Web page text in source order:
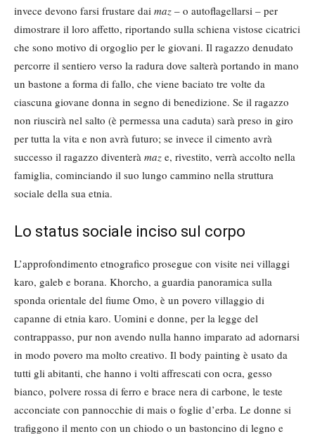
invece devono farsi frustare dai maz – o autoflagellarsi – per
dimostrare il loro affetto, riportando sulla schiena vistose cicatrici
che sono motivo di orgoglio per le giovani. Il ragazzo denudato
percorre il sentiero verso la radura dove salterà portando in mano
un bastone a forma di fallo, che viene baciato tre volte da
ciascuna giovane donna in segno di benedizione. Se il ragazzo
non riuscirà nel salto (è permessa una caduta) sarà preso in giro
per tutta la vita e non avrà futuro; se invece il cimento avrà
successo il ragazzo diventerà maz e, rivestito, verrà accolto nella
famiglia, cominciando il suo lungo cammino nella struttura
sociale della sua etnia.
Lo status sociale inciso sul corpo
L’approfondimento etnografico prosegue con visite nei villaggi
karo, galeb e borana. Khorcho, a guardia panoramica sulla
sponda orientale del fiume Omo, è un povero villaggio di
capanne di etnia karo. Uomini e donne, per la legge del
contrappasso, pur non avendo nulla hanno imparato ad adornarsi
in modo povero ma molto creativo. Il body painting è usato da
tutti gli abitanti, che hanno i volti affrescati con ocra, gesso
bianco, polvere rossa di ferro e brace nera di carbone, le teste
acconciate con pannocchie di mais o foglie d’erba. Le donne si
trafiggono il mento con un chiodo o un bastoncino di legno e